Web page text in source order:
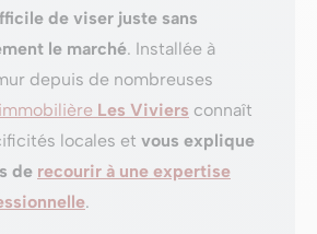
de viser juste sans
le marché. Installée à
depuis de nombreuses
Les Viviers connaît
locales et vous explique
de recourir à une expertise
.